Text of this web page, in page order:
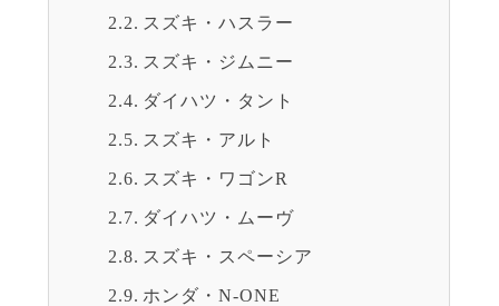
スズキ・ハスラー
スズキ・ジムニー
ダイハツ・タント
スズキ・アルト
スズキ・ワゴンR
ダイハツ・ムーヴ
スズキ・スペーシア
ホンダ・N-ONE